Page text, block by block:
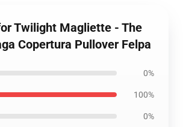
Twilight Magliette - The
Copertura Pullover Felpa
0%
100%
0%